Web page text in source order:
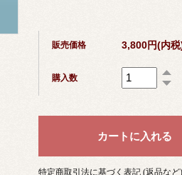
販売価格 3,800円(内税
購入数
特定商取引法に基づく表記 (返品など)